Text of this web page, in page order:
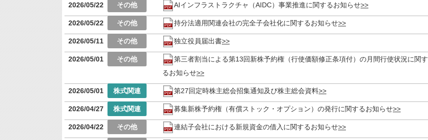
2026/05/22 AIインフラストラクチャ（AIDC）事業推進に関するお知らせ
2026/05/22 持分法適用関連会社の完全子会社化に関するお知らせ
2026/05/11 独立役員届出書
2026/05/01
第三者割当による第13回新株予約権（行使価額修正条項付）の月間行使状況に関す
るお知らせ
2026/05/01 第27回定時株主総会招集通知及び株主総会資料
2026/04/27 募集新株予約権（有償ストック・オプション）の発行に関するお知らせ
2026/04/22 連結子会社における新規資金の借入に関するお知らせ